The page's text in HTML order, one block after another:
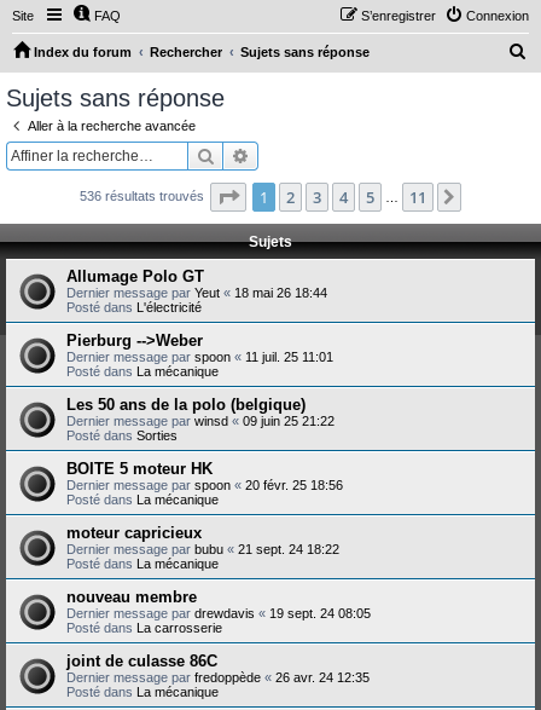
Site FAQ Connexion
S’enregistrer
Index du forum Rechercher Sujets sans réponse
c
h
Sujets sans réponse
Aller à la recherche avancée
Rechercher
536 résultats trouvés Page 1sur11
1 2 3 4 5 11
Sujets
Allumage Polo GT
Dernier message par Yeut « 18 mai 26 18:44
Posté dans L'électricité
Pierburg -->Weber
Dernier message par spoon « 11 juil. 25 11:01
Posté dans La mécanique
Les 50 ans de la polo (belgique)
Dernier message par winsd « 09 juin 25 21:22
Posté dans Sorties
BOITE 5 moteur HK
Dernier message par spoon « 20 févr. 25 18:56
Posté dans La mécanique
moteur capricieux
Dernier message par bubu « 21 sept. 24 18:22
Posté dans La mécanique
nouveau membre
Dernier message par drewdavis « 19 sept. 24 08:05
Posté dans La carrosserie
joint de culasse 86C
Dernier message par fredoppède « 26 avr. 24 12:35
Posté dans La mécanique